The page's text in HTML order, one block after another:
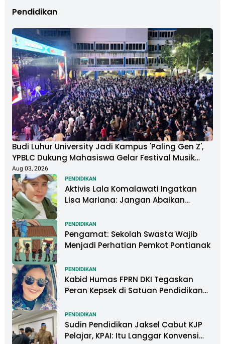
Pendidikan
Budi Luhur University Jadi Kampus 'Paling Gen Z',
YPBLC Dukung Mahasiswa Gelar Festival Musik
Berkapasitas Ribuan Penonton
Aug 03, 2026
PENDIDIKAN
Aktivis Lala Komalawati Ingatkan
Lisa Mariana: Jangan Abaikan
DNA
PENDIDIKAN
Pengamat: Sekolah Swasta Wajib
Menjadi Perhatian Pemkot Pontianak
PENDIDIKAN
Kabid Humas FPRN DKI Tegaskan
Peran Kepsek di Satuan Pendidikan
PENDIDIKAN
Sudin Pendidikan Jaksel Cabut KJP
Pelajar, KPAI: Itu Langgar Konvensi